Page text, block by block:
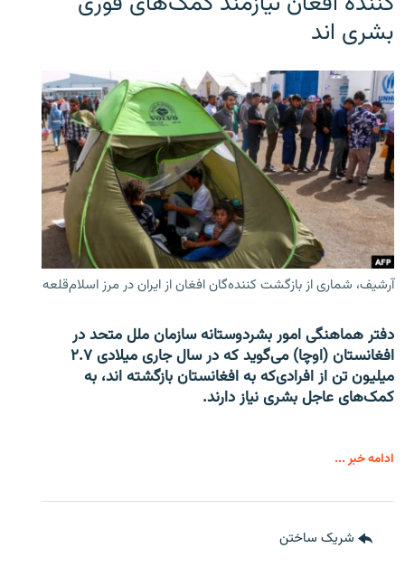
بشری اند
آرشیف، شماری از بازگشت کننده‌گان افغان از ایران در مرز اسلام‌قلعه
دفتر هماهنگی امور بشردوستانه سازمان ملل متحد در
افغانستان (اوچا) می‌گوید که در سال جاری میلادی ۲.۷
میلیون تن از افرادی‌که به افغانستان بازگشته اند، به
کمک‌های عاجل بشری نیاز دارند.
ادامه خبر ...
شریک ساختن